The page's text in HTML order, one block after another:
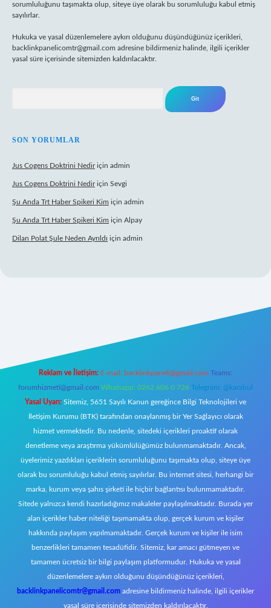
sorumluluğunu taşımakta olup, siteye üye olarak bu sorumluluğu kabul etmiş
sayılırlar.
Hukuka ve yasal düzenlemelere aykırı olduğunu düşündüğünüz içerikleri,
backlinkpanelicomtr@gmail.com adresine bildirmeniz halinde, ilgili içerikler
yasal süre içerisinde sitemizden kaldırılacaktır.
SON YORUMLAR
Jus Cogens Doktrini Nediriçin admin
Jus Cogens Doktrini Nediriçin Sevgi
Şu Anda Trt Haber Spikeri Kim için admin
Şu Anda Trt Haber Spikeri Kim için Alpay
Dilan Polat Şule Neden Ayrıldı için admin
Reklam ve İletişim: E-mail: backlinkpaneli@gmail.com Teams:
forumhizmeti@gmail.com Whatsapp: 0262 606 0 726 Telegram: @karabul
Yasal Uyarı: Sitemiz, 5651 Sayılı Kanun gereğince Bilgi Teknolojileri ve
İletişim Kurumu (BTK) tarafından onaylanmış bir Yer Sağlayıcı olarak
hizmet vermektedir. Bu nedenle, sitedeki içerikleri proaktif olarak
denetleme veya araştırma yükümlülüğümüz bulunmamaktadır. Ancak,
üyelerimiz yazdıkları içeriklerin sorumluluğunu taşımakta olup, siteye üye
olarak bu sorumluluğu kabul etmiş sayılırlar. Bu internet sitesi, herhangi bir
marka, kurum veya şahıs şirketi ile hiçbir bağlantısı bulunmamaktadır.
Sitede yalnızca kendi hazırladığımız makaleler paylaşılmaktadır. Burada yer
alan içerikler haber niteliği taşımamakta olup, gerçek kurum ve kişiler
hakkında paylaşım yapılmamaktadır. Gerçek kurum ve kişiler ile isim
benzerlikleri tamamen tesadüfidir. Sitemiz, kar amacı gütmeyen ve
tamamen ücretsiz bir bilgi paylaşım platformudur. Hukuka ve yasal
düzenlemelere aykırı olduğunu düşündüğünüz içerikleri,
backlinkpanelicomtr@gmail.com adresine bildirmeniz halinde, ilgili içerikler
yasal süre içerisinde sitemizden kaldırılacaktır.